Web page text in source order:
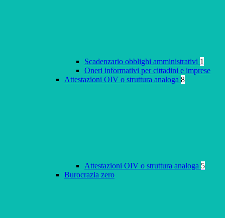
Scadenzario obblighi amministrativi 1
Oneri informativi per cittadini e imprese
Attestazioni OIV o struttura analoga 8
Attestazioni OIV o struttura analoga 5
Burocrazia zero